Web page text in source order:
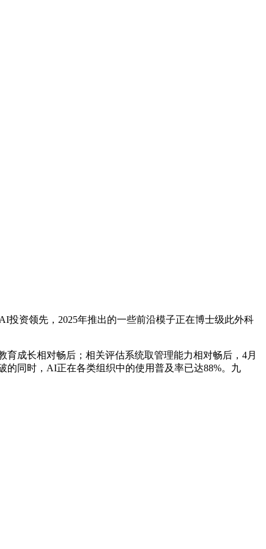
资领先，2025年推出的一些前沿模子正在博士级此外科
成长相对畅后；相关评估系统取管理能力相对畅后，4月
的同时，AI正在各类组织中的使用普及率已达88%。九